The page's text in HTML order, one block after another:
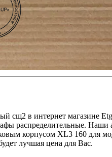
сщ2 в интернет магазине
распределительные.
корпусом XL3 160 для
лучшая цена для Вас.